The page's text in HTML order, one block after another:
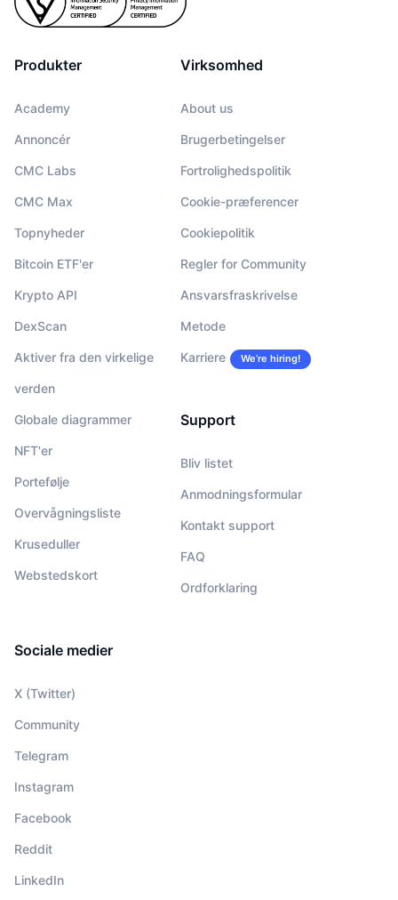
Produkter
Academy
Annoncér
CMC Labs
CMC Max
Topnyheder
Bitcoin ETF'er
Krypto API
DexScan
Aktiver fra den virkelige
verden
Globale diagrammer
NFT'er
Portefølje
Overvågningsliste
Kruseduller
Webstedskort
Virksomhed
About us
Brugerbetingelser
Fortrolighedspolitik
Cookie-præferencer
Cookiepolitik
Regler for Community
Ansvarsfraskrivelse
Metode
Karriere We’re hiring!
Support
Bliv listet
Anmodningsformular
Kontakt support
FAQ
Ordforklaring
Sociale medier
X (Twitter)
Community
Telegram
Instagram
Facebook
Reddit
LinkedIn